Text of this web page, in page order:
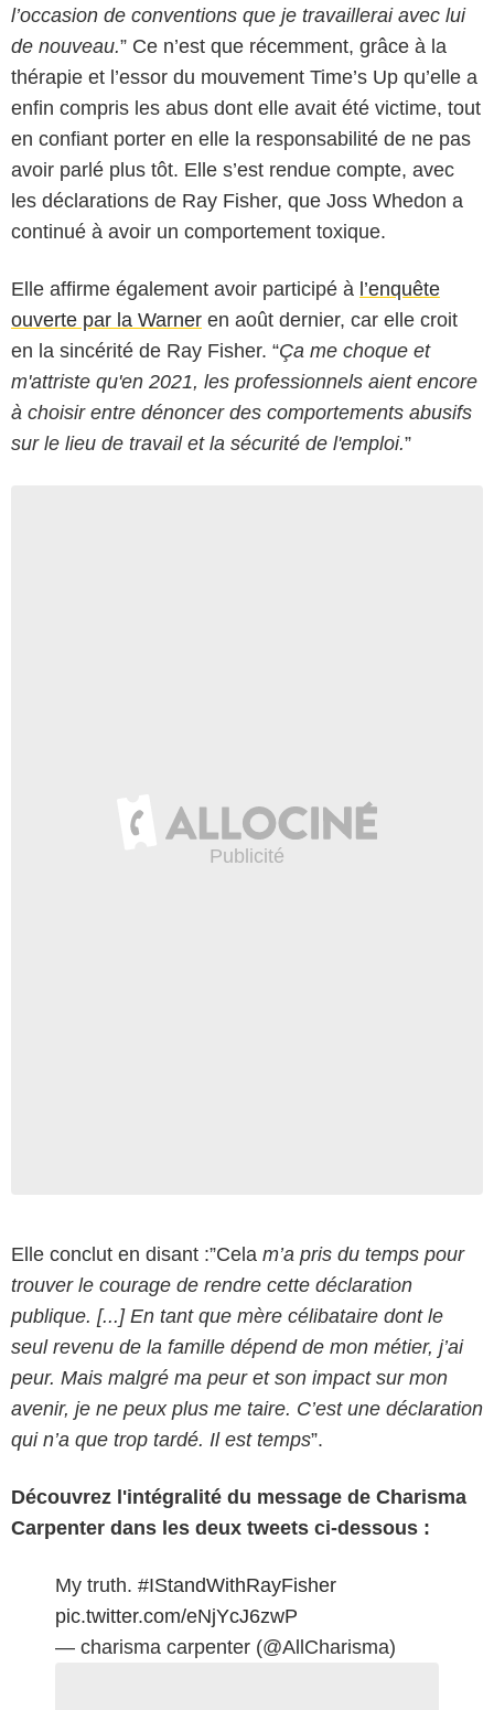
l’occasion de conventions que je travaillerai avec lui
de nouveau.” Ce n’est que récemment, grâce à la
thérapie et l’essor du mouvement Time’s Up qu’elle a
enfin compris les abus dont elle avait été victime, tout
en confiant porter en elle la responsabilité de ne pas
avoir parlé plus tôt. Elle s’est rendue compte, avec
les déclarations de Ray Fisher, que Joss Whedon a
continué à avoir un comportement toxique.
Elle affirme également avoir participé à l’enquête
ouverte par la Warner en août dernier, car elle croit
en la sincérité de Ray Fisher. “Ça me choque et
m'attriste qu'en 2021, les professionnels aient encore
à choisir entre dénoncer des comportements abusifs
sur le lieu de travail et la sécurité de l'emploi.”
Elle conclut en disant :”Cela m’a pris du temps pour
trouver le courage de rendre cette déclaration
publique. [...] En tant que mère célibataire dont le
seul revenu de la famille dépend de mon métier, j’ai
peur. Mais malgré ma peur et son impact sur mon
avenir, je ne peux plus me taire. C’est une déclaration
qui n’a que trop tardé. Il est temps”.
Découvrez l'intégralité du message de Charisma
Carpenter dans les deux tweets ci-dessous :
My truth. #IStandWithRayFisher
pic.twitter.com/eNjYcJ6zwP
— charisma carpenter (@AllCharisma)